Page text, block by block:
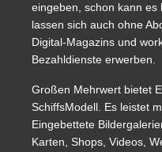
eingeben, schon kann es
lassen sich auch ohne
Digital-Magazins und
Bezahldienste erwerben.
Großen Mehrwert bietet
SchiffsModell. Es leistet
Eingebettete
Karten, Shops, Videos,